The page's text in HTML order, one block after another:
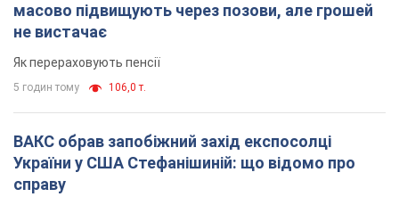
масово підвищують через позови, але грошей
не вистачає
Як перераховують пенсії
5 годин тому 106,0 т.
ВАКС обрав запобіжний захід експосолці
України у США Стефанішиній: що відомо про
справу